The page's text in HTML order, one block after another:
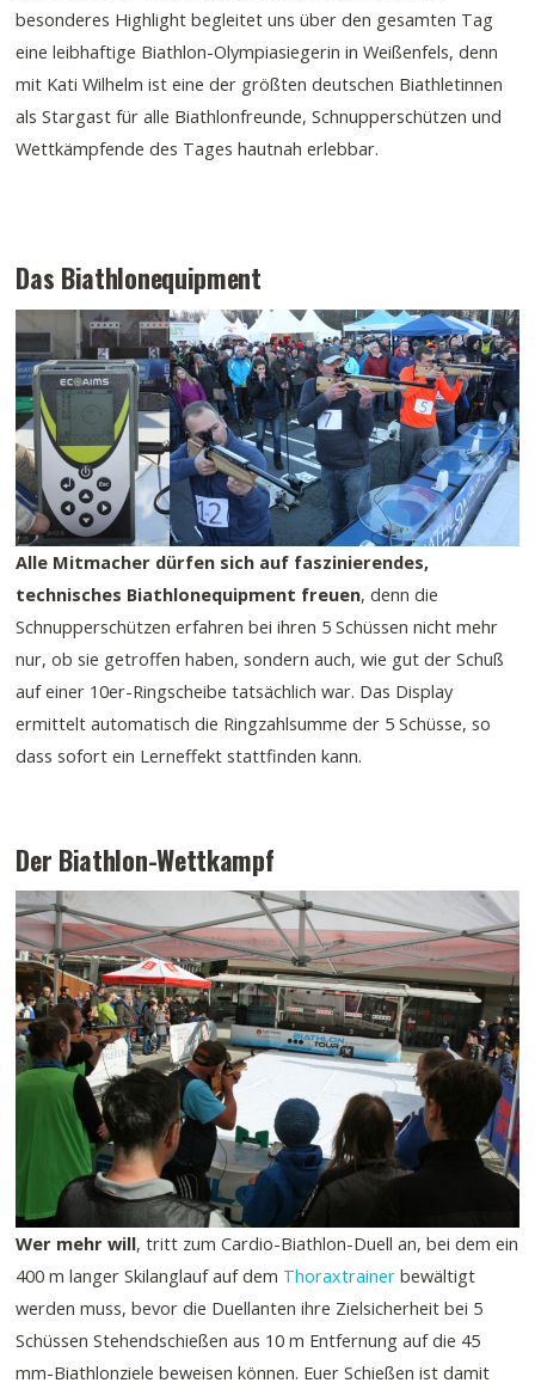
besonderes Highlight begleitet uns über den gesamten Tag
eine leibhaftige Biathlon-Olympiasiegerin in Weißenfels, denn
mit Kati Wilhelm ist eine der größten deutschen Biathletinnen
als Stargast für alle Biathlonfreunde, Schnupperschützen und
Wettkämpfende des Tages hautnah erlebbar.
Das Biathlonequipment
Alle Mitmacher dürfen sich auf faszinierendes,
technisches Biathlonequipment freuen, denn die
Schnupperschützen erfahren bei ihren 5 Schüssen nicht mehr
nur, ob sie getroffen haben, sondern auch, wie gut der Schuß
auf einer 10er-Ringscheibe tatsächlich war. Das Display
ermittelt automatisch die Ringzahlsumme der 5 Schüsse, so
dass sofort ein Lerneffekt stattfinden kann.
Der Biathlon-Wettkampf
Wer mehr will, tritt zum Cardio-Biathlon-Duell an, bei dem ein
400 m langer Skilanglauf auf dem Thoraxtrainer bewältigt
werden muss, bevor die Duellanten ihre Zielsicherheit bei 5
Schüssen Stehendschießen aus 10 m Entfernung auf die 45
mm-Biathlonziele beweisen können. Euer Schießen ist damit